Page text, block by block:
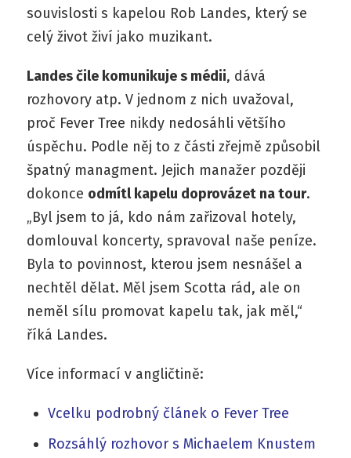
souvislosti s kapelou Rob Landes, který se
celý život živí jako muzikant.
Landes čile komunikuje s médii, dává
rozhovory atp. V jednom z nich uvažoval,
proč Fever Tree nikdy nedosáhli většího
úspěchu. Podle něj to z části zřejmě způsobil
špatný managment. Jejich manažer později
dokonce odmítl kapelu doprovázet na tour.
„Byl jsem to já, kdo nám zařizoval hotely,
domlouval koncerty, spravoval naše peníze.
Byla to povinnost, kterou jsem nesnášel a
nechtěl dělat. Měl jsem Scotta rád, ale on
neměl sílu promovat kapelu tak, jak měl,“
říká Landes.
Více informací v angličtině:
Vcelku podrobný článek o Fever Tree
Rozsáhlý rozhovor s Michaelem Knustem